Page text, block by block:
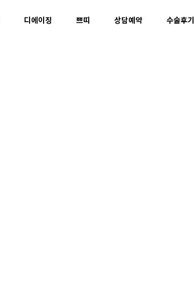
디에이징 쁘띠 상담예약 수술후기